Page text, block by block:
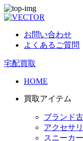
お問い合わせ
よくあるご質問
宅配買取
HOME
買取アイテム
ブランド
アクセサ
スニーカー